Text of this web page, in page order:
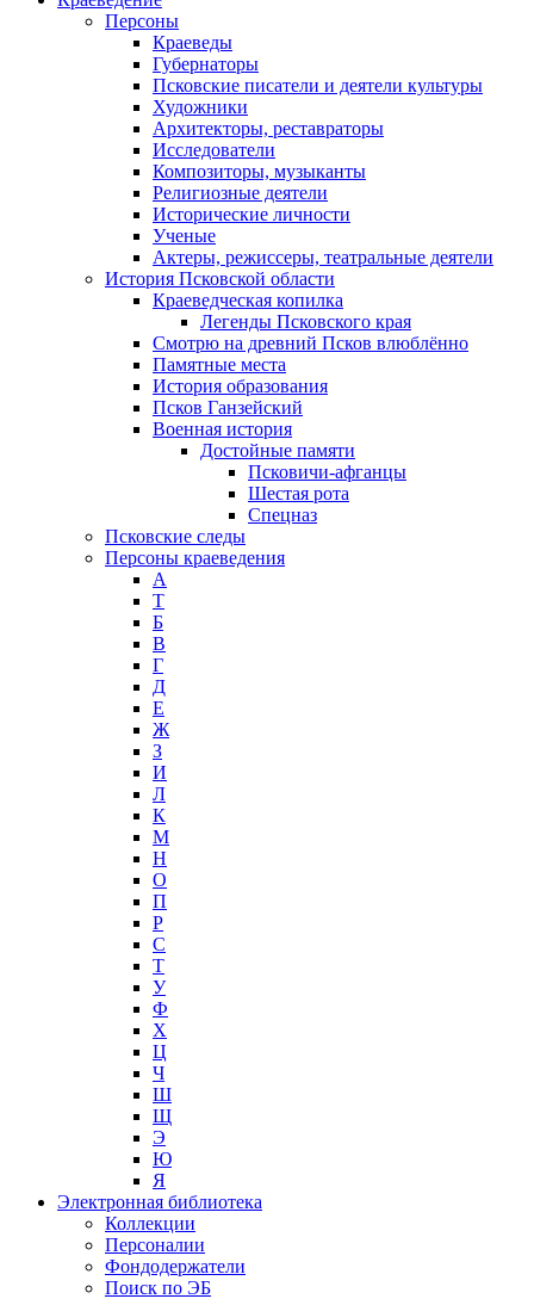
Персоны
Краеведы
Губернаторы
Псковские писатели и деятели культуры
Художники
Архитекторы, реставраторы
Исследователи
Композиторы, музыканты
Религиозные деятели
Исторические личности
Ученые
Актеры, режиссеры, театральные деятели
История Псковской области
Краеведческая копилка
Легенды Псковского края
Смотрю на древний Псков влюблённо
Памятные места
История образования
Псков Ганзейский
Военная история
Достойные памяти
Псковичи-афганцы
Шестая рота
Спецназ
Псковские следы
Персоны краеведения
А
T
Б
В
Г
Д
Е
Ж
З
И
Л
К
М
Н
О
П
Р
С
Т
У
Ф
Х
Ц
Ч
Ш
Щ
Э
Ю
Я
Электронная библиотека
Коллекции
Персоналии
Фондодержатели
Поиск по ЭБ